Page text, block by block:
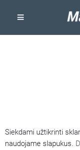
Siekdami užtikrinti
naudojame slapukus.